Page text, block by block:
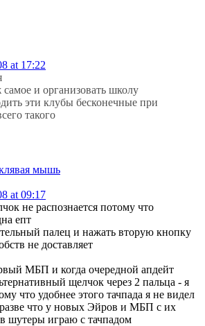
at 17:22
и организовать школу
эти клубы бесконечные при
такого
мышь
at 09:17
не распознается потому что
епт
палец и нажать вторую кнопку
не доставляет
МБП и когда очередной апдейт
щелчок через 2 пальца - я
что удобнее этого тачпада я не видел
что у новых Эйров и МБП с их
шутеры играю с тачпадом